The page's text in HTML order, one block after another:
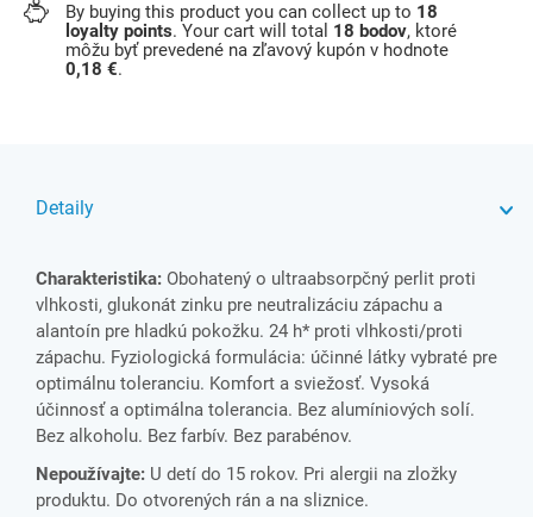
By buying this product you can collect up to 18
loyalty points. Your cart will total 18 bodov, ktoré
môžu byť prevedené na zľavový kupón v hodnote
0,18 €.
Detaily
Charakteristika: Obohatený o ultraabsorpčný perlit proti
vlhkosti, glukonát zinku pre neutralizáciu zápachu a
alantoín pre hladkú pokožku. 24 h* proti vlhkosti/proti
zápachu. Fyziologická formulácia: účinné látky vybraté pre
optimálnu toleranciu. Komfort a sviežosť. Vysoká
účinnosť a optimálna tolerancia. Bez alumíniových solí.
Bez alkoholu. Bez farbív. Bez parabénov.
Nepoužívajte: U detí do 15 rokov. Pri alergii na zložky
produktu. Do otvorených rán a na sliznice.